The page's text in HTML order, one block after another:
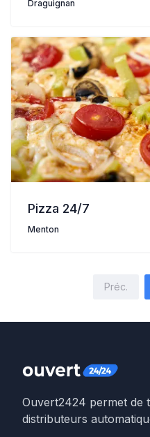
Draguignan
Pizza 24/7
Menton
Préc.
Ouvert2424 permet de
distributeurs